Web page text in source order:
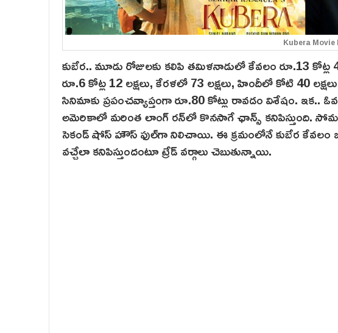
Kubera Movie
కుబేర.. మూడు రోజులకు కలిపి తమిళనాడులో కేవలం రూ.13
రూ.6 కోట్ల 12 లక్షలు, కేరళలో 73 లక్షలు, హిందీలో కోటి 40
సినిమాకు ప్రపంచవ్యాప్తంగా రూ.80 కోట్లు రావడం విశేషం. ఇక..
అమెరికాలో మరింత లాంగ్ ర‌న్‌లో కొనసాగే ఛాన్స్ కనిపిస్తుంది.
సెకండ్ షోస్ హౌస్ ఫుల్‌గా నిలిచాయి. ఈ క్రమంలోనే కుబేర కేవలం
వచ్చేలా కనిపిస్తుందంటూ ట్రేడ్ వర్గాలు చెబుతున్నాయి.